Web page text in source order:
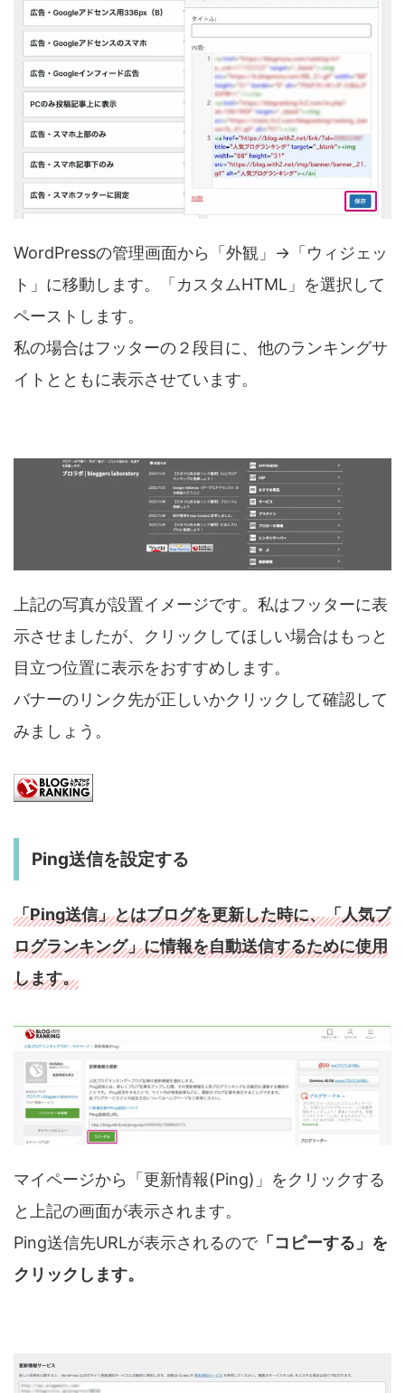
WordPressの管理画面から「外観」→「ウィジェッ
ト」に移動します。「カスタムHTML」を選択して
ペーストします。
私の場合はフッターの２段目に、他のランキングサ
イトとともに表示させています。
上記の写真が設置イメージです。私はフッターに表
示させましたが、クリックしてほしい場合はもっと
目立つ位置に表示をおすすめします。
バナーのリンク先が正しいかクリックして確認して
みましょう。
Ping送信を設定する
「Ping送信」とはブログを更新した時に、「人気ブ
ログランキング」に情報を自動送信するために使用
します。
マイページから「更新情報(Ping)」をクリックする
と上記の画面が表示されます。
Ping送信先URLが表示されるので「コピーする」を
クリックします。